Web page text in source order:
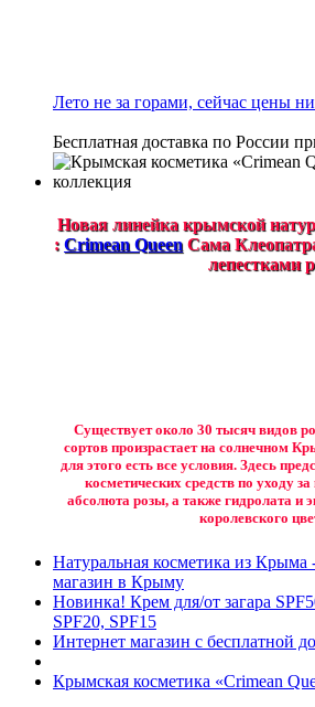
Лето не за горами, сейчас цены
Бесплатная доставка по России
Новая линейка крымской
: Crimean Queen Сама
лепестками
Существует около 30 тысяч видов
сортов произрастает на солнечном
для этого есть все условия. Здесь
косметических средств по уходу
абсолюта розы, а также гидролата и
королевского
Натуральная косметика из
магазин в Крыму
Новинка! Крем для/от загара
SPF20, SPF15
Интернет магазин с бесплатной
Крымская косметика «Crimean